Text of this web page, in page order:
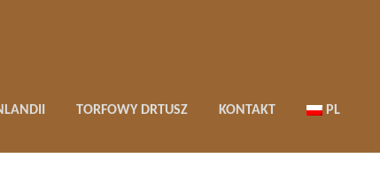
TORFOWY DRTUSZ KONTAKT PL